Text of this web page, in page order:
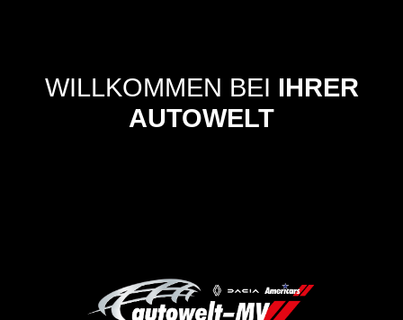
WILLKOMMEN BEI IHRER
AUTOWELT